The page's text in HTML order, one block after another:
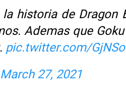
historia de Dragon
Ademas que
pic.twitter.com/
March 27, 2021